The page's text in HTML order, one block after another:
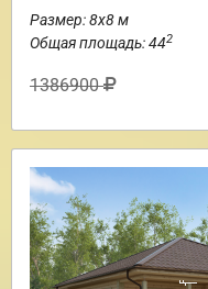
Размер: 8х8 м
Общая площадь: 442
1386900